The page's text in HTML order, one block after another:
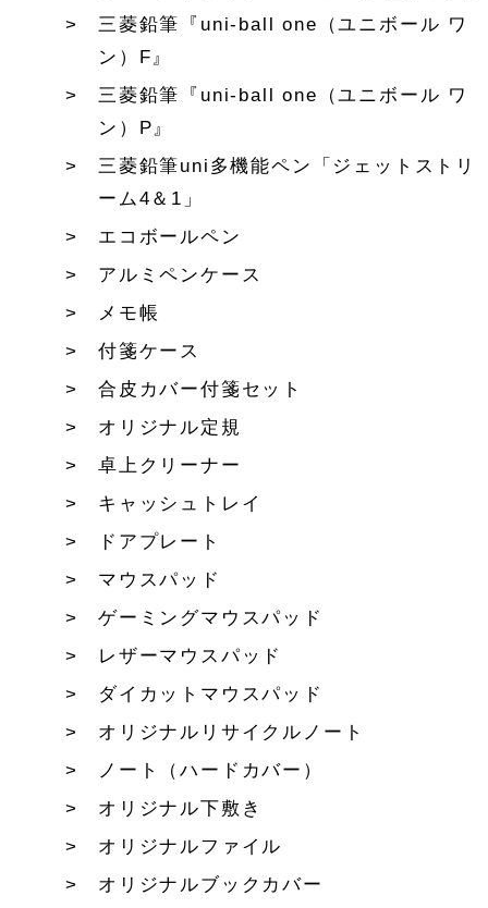
三菱鉛筆『uni-ball one（ユニボール ワ
ン）F』
三菱鉛筆『uni-ball one（ユニボール ワ
ン）P』
三菱鉛筆uni多機能ペン「ジェットストリ
ーム4＆1」
エコボールペン
アルミペンケース
メモ帳
付箋ケース
合皮カバー付箋セット
オリジナル定規
卓上クリーナー
キャッシュトレイ
ドアプレート
マウスパッド
ゲーミングマウスパッド
レザーマウスパッド
ダイカットマウスパッド
オリジナルリサイクルノート
ノート（ハードカバー）
オリジナル下敷き
オリジナルファイル
オリジナルブックカバー